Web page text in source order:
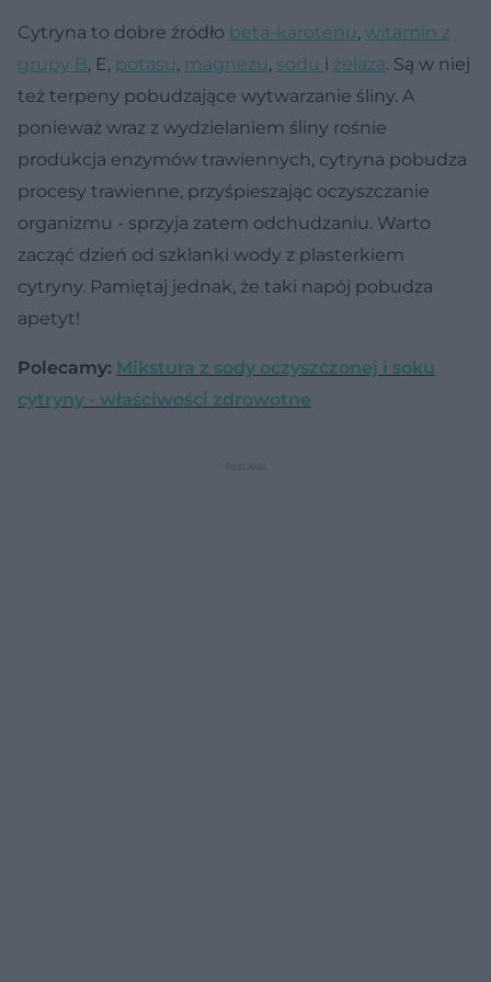
Cytryna to dobre źródło beta-karotenu, witamin z
grupy B, E, potasu, magnezu, sodu i żelaza. Są w niej
też terpeny pobudzające wytwarzanie śliny. A
ponieważ wraz z wydzielaniem śliny rośnie
produkcja enzymów trawiennych, cytryna pobudza
procesy trawienne, przyśpieszając oczyszczanie
organizmu - sprzyja zatem odchudzaniu. Warto
zacząć dzień od szklanki wody z plasterkiem
cytryny. Pamiętaj jednak, że taki napój pobudza
apetyt!
Polecamy: Mikstura z sody oczyszczonej i soku
cytryny - właściwości zdrowotne